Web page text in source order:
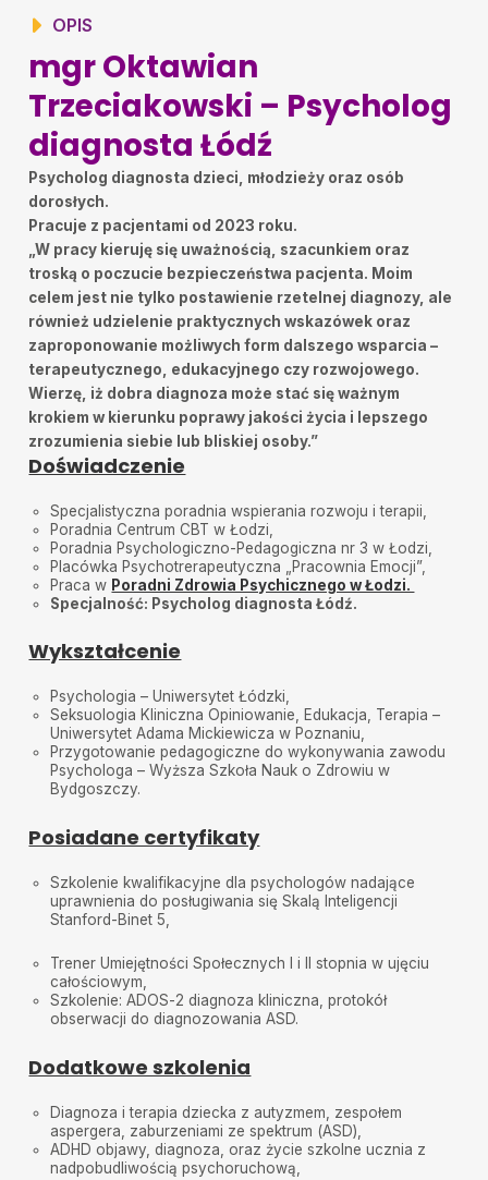
OPIS
mgr Oktawian
Trzeciakowski – Psycholog
diagnosta Łódź
Psycholog diagnosta dzieci, młodzieży oraz osób
dorosłych.
Pracuje z pacjentami od 2023 roku.
„W pracy kieruję się uważnością, szacunkiem oraz
troską o poczucie bezpieczeństwa pacjenta. Moim
celem jest nie tylko postawienie rzetelnej diagnozy, ale
również udzielenie praktycznych wskazówek oraz
zaproponowanie możliwych form dalszego wsparcia –
terapeutycznego, edukacyjnego czy rozwojowego.
Wierzę, iż dobra diagnoza może stać się ważnym
krokiem w kierunku poprawy jakości życia i lepszego
zrozumienia siebie lub bliskiej osoby.”
Doświadczenie
Specjalistyczna poradnia wspierania rozwoju i terapii,
Poradnia Centrum CBT w Łodzi,
Poradnia Psychologiczno-Pedagogiczna nr 3 w Łodzi,
Placówka Psychotrerapeutyczna „Pracownia Emocji”,
Praca w Poradni Zdrowia Psychicznego w Łodzi.
Specjalność: Psycholog diagnosta Łódź.
Wykształcenie
Psychologia – Uniwersytet Łódzki,
Seksuologia Kliniczna Opiniowanie, Edukacja, Terapia –
Uniwersytet Adama Mickiewicza w Poznaniu,
Przygotowanie pedagogiczne do wykonywania zawodu
Psychologa – Wyższa Szkoła Nauk o Zdrowiu w
Bydgoszczy.
Posiadane certyfikaty
Szkolenie kwalifikacyjne dla psychologów nadające
uprawnienia do posługiwania się Skalą Inteligencji
Stanford-Binet 5,
Trener Umiejętności Społecznych I i II stopnia w ujęciu
całościowym,
Szkolenie: ADOS-2 diagnoza kliniczna, protokół
obserwacji do diagnozowania ASD.
Dodatkowe szkolenia
Diagnoza i terapia dziecka z autyzmem, zespołem
aspergera, zaburzeniami ze spektrum (ASD),
ADHD objawy, diagnoza, oraz życie szkolne ucznia z
nadpobudliwością psychoruchową,